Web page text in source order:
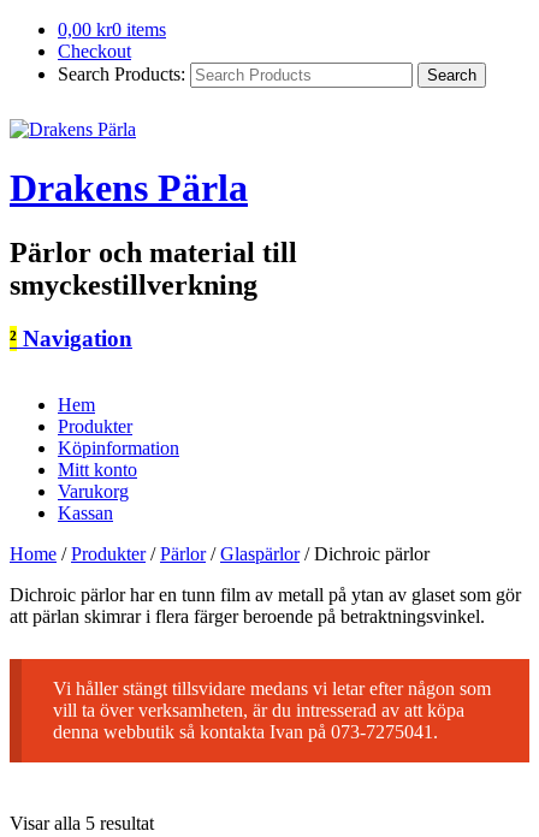
0,00 kr0 items
Checkout
Search Products:
Drakens Pärla
Pärlor och material till
smyckestillverkning
² Navigation
Hem
Produkter
Köpinformation
Mitt konto
Varukorg
Kassan
Home / Produkter / Pärlor / Glaspärlor / Dichroic pärlor
Dichroic pärlor har en tunn film av metall på ytan av glaset som gör
att pärlan skimrar i flera färger beroende på betraktningsvinkel.
Vi håller stängt tillsvidare medans vi letar efter någon som
vill ta över verksamheten, är du intresserad av att köpa
denna webbutik så kontakta Ivan på 073-7275041.
Visar alla 5 resultat